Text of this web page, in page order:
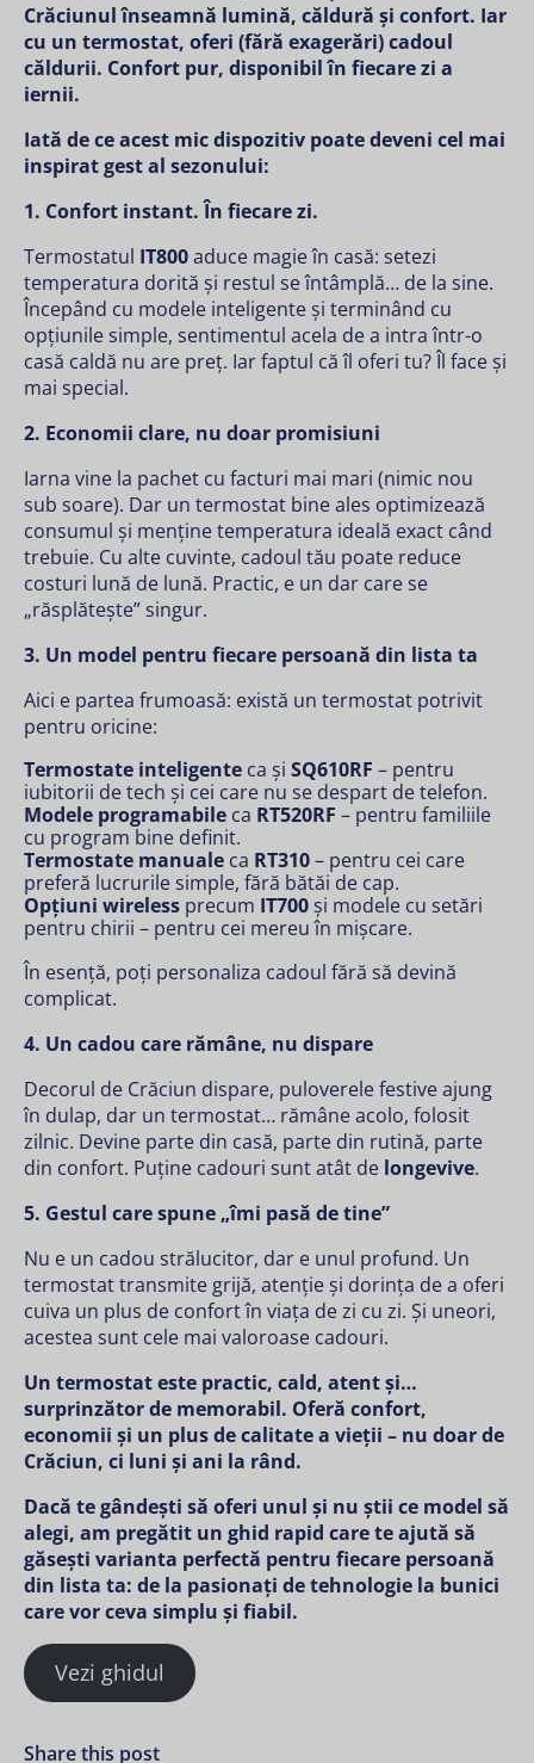
Crăciunul înseamnă lumină, căldură și confort. Iar
cu un termostat, oferi (fără exagerări) cadoul
căldurii. Confort pur, disponibil în fiecare zi a
iernii.
Iată de ce acest mic dispozitiv poate deveni cel mai
inspirat gest al sezonului:
1. Confort instant. În fiecare zi.
Termostatul IT800aduce magie în casă: setezi
temperatura dorită și restul se întâmplă… de la sine.
Începând cu modele inteligente și terminând cu
opțiunile simple, sentimentul acela de a intra într-o
casă caldă nu are preț. Iar faptul că îl oferi tu? Îl face și
mai special.
2. Economii clare, nu doar promisiuni
Iarna vine la pachet cu facturi mai mari (nimic nou
sub soare). Dar un termostat bine ales optimizează
consumul și menține temperatura ideală exact când
trebuie. Cu alte cuvinte, cadoul tău poate reduce
costuri lună de lună. Practic, e un dar care se
„răsplătește” singur.
3. Un model pentru fiecare persoană din lista ta
Aici e partea frumoasă: există un termostat potrivit
pentru oricine:
Termostate inteligente ca și SQ610RF – pentru
iubitorii de tech și cei care nu se despart de telefon.
Modele programabile ca RT520RF – pentru familiile
cu program bine definit.
Termostate manuale ca RT310– pentru cei care
preferă lucrurile simple, fără bătăi de cap.
Opțiuni wireless precum IT700și modele cu setări
pentru chirii – pentru cei mereu în mișcare.
În esență, poți personaliza cadoul fără să devină
complicat.
4. Un cadou care rămâne, nu dispare
Decorul de Crăciun dispare, puloverele festive ajung
în dulap, dar un termostat… rămâne acolo, folosit
zilnic. Devine parte din casă, parte din rutină, parte
din confort. Puține cadouri sunt atât de longevive.
5. Gestul care spune „îmi pasă de tine”
Nu e un cadou strălucitor, dar e unul profund. Un
termostat transmite grijă, atenție și dorința de a oferi
cuiva un plus de confort în viața de zi cu zi. Și uneori,
acestea sunt cele mai valoroase cadouri.
Un termostat este practic, cald, atent și…
surprinzător de memorabil. Oferă confort,
economii și un plus de calitate a vieții – nu doar de
Crăciun, ci luni și ani la rând.
Dacă te gândești să oferi unul și nu știi ce model să
alegi, am pregătit un ghid rapid care te ajută să
găsești varianta perfectă pentru fiecare persoană
din lista ta: de la pasionați de tehnologie la bunici
care vor ceva simplu și fiabil.
Vezi ghidul
Share this post